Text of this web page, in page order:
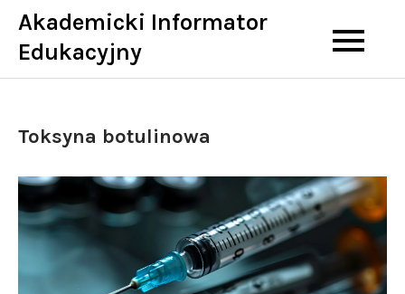
Skip
content
Akademicki Informator
Edukacyjny
Toksyna botulinowa